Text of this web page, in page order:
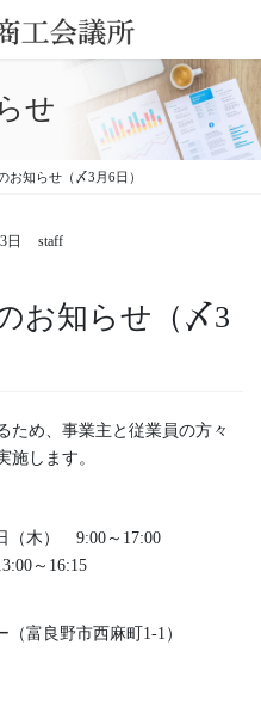
せ
お知らせ（〆3月6日）
日 staff
お知らせ（〆3
ため、事業主と従業員の方々
施します。
（木） 9:00～17:00
～16:15
富良野市西麻町1-1）